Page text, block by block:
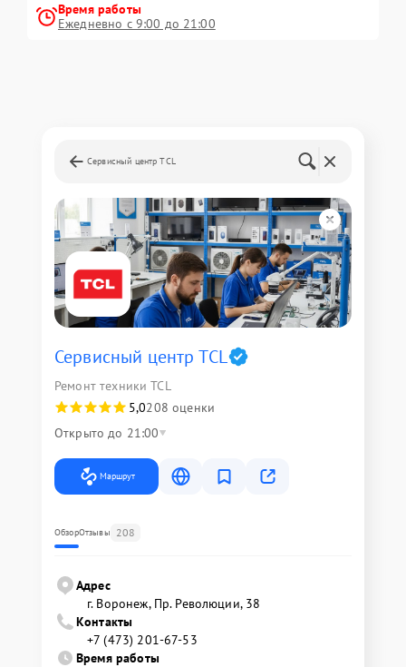
Время работы
Ежедневно с 9:00 до 21:00
Сервисный центр TCL
Сервисный центр TCL
Ремонт техники TCL
5,0208 оценки
Открыто до 21:00
Маршрут
ОбзорОтзывы 208
Адрес
г. Воронеж, Пр. Революции, 38
Контакты
+7 (473) 201-67-53
Время работы